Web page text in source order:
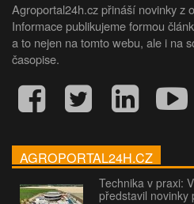
Agroportal24h.cz přináší novinky z
Informace publikujeme formou
a to nejen na tomto webu, ale i na
časopise.
AGROPORTAL24H.CZ
Technika v praxi:
představil